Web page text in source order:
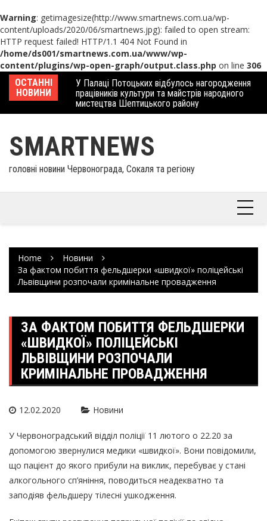
Warning: getimagesize(http://www.smartnews.com.ua/wp-
content/uploads/2020/06/smartnews.jpg): failed to open stream:
HTTP request failed! HTTP/1.1 404 Not Found in
/home/ds001/smartnews.com.ua/www/wp-
content/plugins/wp-open-graph/output.class.php on line 306
Skip
content
ОСТАННІ
НОВИНИ
У Палаці Потоцьких відбулось нагородження
працівників культури та майстрів народного
мистецтва Шептицького району
SMARTNEWS
головні новини Червонограда, Сокаля та регіону
Home
Новини
За фактом побиття фельдшерки «швидкої» поліцейські
Львівщини розпочали кримінальне провадження
ЗА ФАКТОМ ПОБИТТЯ ФЕЛЬДШЕРКИ
«ШВИДКОЇ» ПОЛІЦЕЙСЬКІ
ЛЬВІВЩИНИ РОЗПОЧАЛИ
КРИМІНАЛЬНЕ ПРОВАДЖЕННЯ
12.02.2020 Новини
У Червоноградський відділ поліції 11 лютого о 22.20 за
допомогою звернулися медики «швидкої». Вони повідомили,
що пацієнт до якого прибули на виклик, перебуває у стані
алкогольного сп’яніння, поводиться неадекватно та
заподіяв фельдшеру тілесні ушкодження.